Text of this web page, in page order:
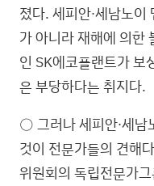
졌다. 세피안∙세남노이
가 아니라 재해에 의한
인 SK에코플랜트가 보
은 부당하다는 취지다.
○ 그러나 세피안∙세남
것이 전문가들의 견해
위원회의 독립전문가